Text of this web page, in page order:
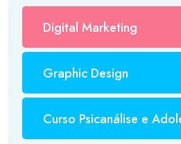
Digital Marketing
Graphic Design
Curso Psicanálise e